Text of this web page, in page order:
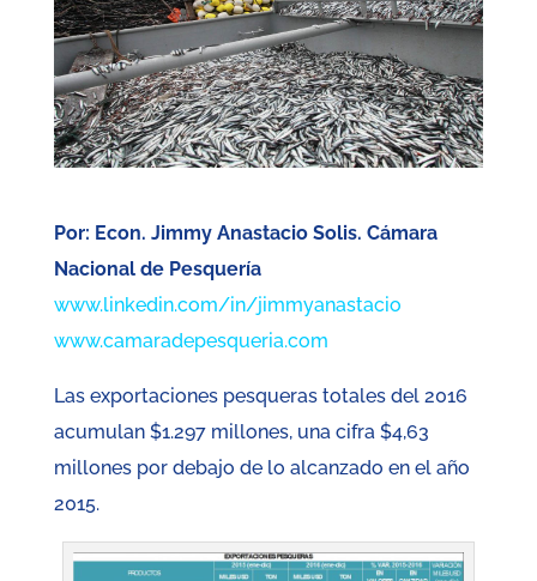
Por: Econ. Jimmy Anastacio Solis. Cámara
Nacional de Pesquería
www.linkedin.com/in/jimmyanastacio
www.camaradepesqueria.com
Las exportaciones pesqueras totales del 2016
acumulan $1.297 millones, una cifra $4,63
millones por debajo de lo alcanzado en el año
2015.